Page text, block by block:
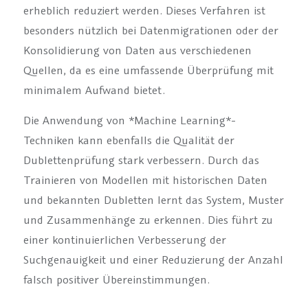
erheblich reduziert werden. Dieses Verfahren ist
besonders nützlich bei Datenmigrationen oder der
Konsolidierung von Daten aus verschiedenen
Quellen, da es eine umfassende Überprüfung mit
minimalem Aufwand bietet.
Die Anwendung von *Machine Learning*-
Techniken kann ebenfalls die Qualität der
Dublettenprüfung stark verbessern. Durch das
Trainieren von Modellen mit historischen Daten
und bekannten Dubletten lernt das System, Muster
und Zusammenhänge zu erkennen. Dies führt zu
einer kontinuierlichen Verbesserung der
Suchgenauigkeit und einer Reduzierung der Anzahl
falsch positiver Übereinstimmungen.